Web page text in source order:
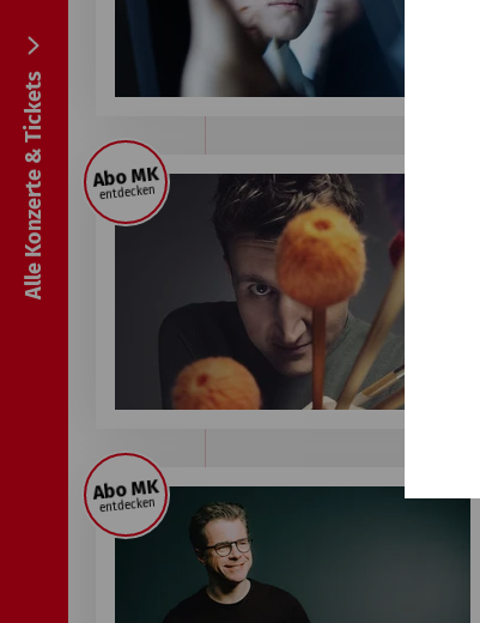
Alle Konzerte & Tickets Abo MK
entdecken
Abo MK
entdecken